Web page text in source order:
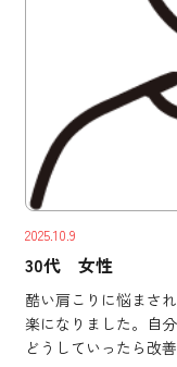
2025.10.9
30代 女性
酷い肩こりに悩まさ
楽になりました。自
どうしていったら改